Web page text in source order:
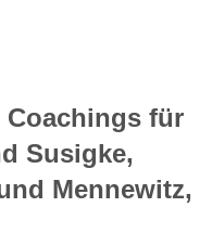
für
Susigke,
Mennewitz,